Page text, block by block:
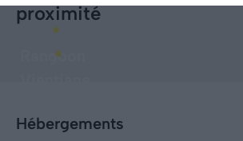
proximité
Rangoon
Hébergements